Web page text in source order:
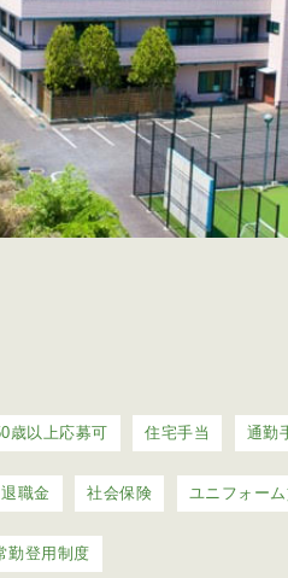
歳以上応募可 住宅手当 通勤
退職金 社会保険 ユニフォー
勤登用制度